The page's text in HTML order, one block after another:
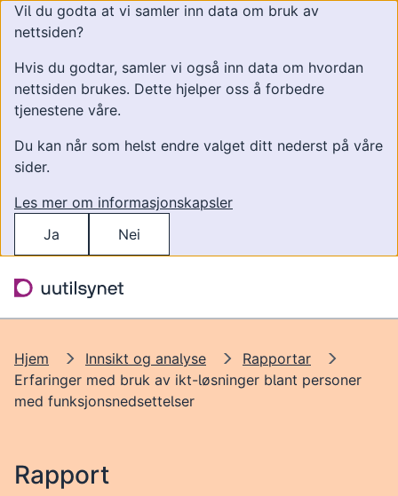
Vil du godta at vi samler inn data om bruk av
nettsiden?
Hvis du godtar, samler vi også inn data om hvordan
nettsiden brukes. Dette hjelper oss å forbedre
tjenestene våre.
Du kan når som helst endre valget ditt nederst på våre
sider.
Les mer om informasjonskapsler
Ja
Nei
Hjem Innsikt og analyse
Rapportar
Erfaringer med bruk av ikt-løsninger blant personer
med funksjonsnedsettelser
Rapport